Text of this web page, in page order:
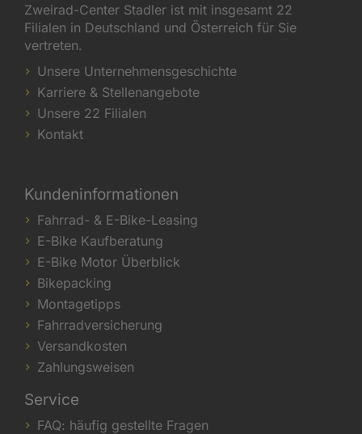
Zweirad-Center Stadler ist mit insgesamt 22
Filialen in Deutschland und Österreich für Sie
vertreten.
Unsere Unternehmensgeschichte
Karriere & Stellenangebote
Unsere 22 Filialen
Kontakt
Kundeninformationen
Fahrrad- & E-Bike-Leasing
E-Bike Kaufberatung
E-Bike Motor Überblick
Bikepacking
Montagetipps
Fahrradversicherung
Versandkosten
Zahlungsweisen
Service
FAQ: häufig gestellte Fragen